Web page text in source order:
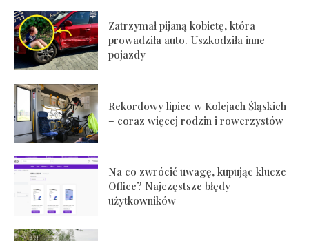
Zatrzymał pijaną kobietę, która
prowadziła auto. Uszkodziła inne
pojazdy
Rekordowy lipiec w Kolejach Śląskich
– coraz więcej rodzin i rowerzystów
Na co zwrócić uwagę, kupując klucze
Office? Najczęstsze błędy
użytkowników